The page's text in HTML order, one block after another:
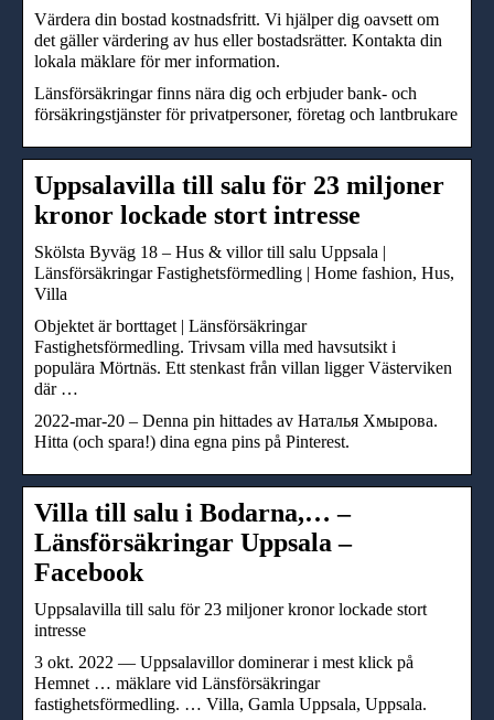
Värdera din bostad kostnadsfritt. Vi hjälper dig oavsett om
det gäller värdering av hus eller bostadsrätter. Kontakta din
lokala mäklare för mer information.
Länsförsäkringar finns nära dig och erbjuder bank- och
försäkringstjänster för privatpersoner, företag och lantbrukare
Uppsalavilla till salu för 23 miljoner
kronor lockade stort intresse
Skölsta Byväg 18 – Hus & villor till salu Uppsala |
Länsförsäkringar Fastighetsförmedling | Home fashion, Hus,
Villa
Objektet är borttaget | Länsförsäkringar
Fastighetsförmedling. Trivsam villa med havsutsikt i
populära Mörtnäs. Ett stenkast från villan ligger Västerviken
där …
2022-mar-20 – Denna pin hittades av Наталья Хмырова.
Hitta (och spara!) dina egna pins på Pinterest.
Villa till salu i Bodarna,… –
Länsförsäkringar Uppsala –
Facebook
Uppsalavilla till salu för 23 miljoner kronor lockade stort
intresse
3 okt. 2022 — Uppsalavillor dominerar i mest klick på
Hemnet … mäklare vid Länsförsäkringar
fastighetsförmedling. … Villa, Gamla Uppsala, Uppsala.